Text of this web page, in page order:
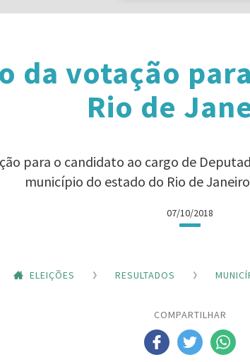
da votação
Rio de
para o candidato ao cargo de
município do estado do Rio de
07/10/2018
ELEIÇÕES RESULTADOS
COMPARTILHAR